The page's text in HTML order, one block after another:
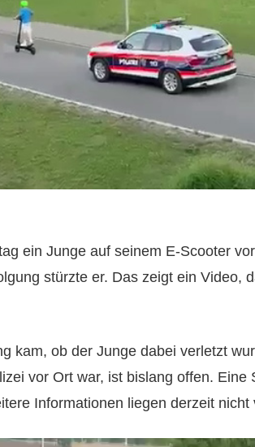
ein Junge auf seinem E-Scooter
stürzte er. Das zeigt ein Video,
kam, ob der Junge dabei verletzt
vor Ort war, ist bislang offen. Eine
Informationen liegen derzeit nicht